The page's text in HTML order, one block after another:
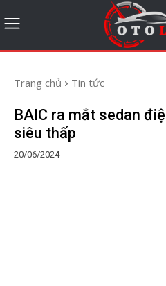
Trang chủ Tin tức
BAIC ra mắt sedan
siêu thấp
20/06/2024